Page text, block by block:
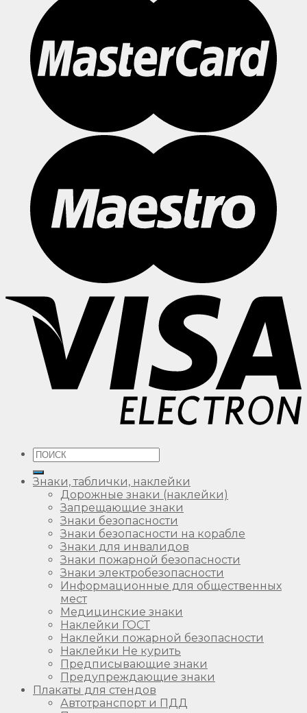
Искать:
Знаки, таблички, наклейки
Дорожные знаки (наклейки)
Запрещающие знаки
Знаки безопасности
Знаки безопасности на корабле
Знаки для инвалидов
Знаки пожарной безопасности
Знаки электробезопасности
Информационные для общественных
мест
Медицинские знаки
Наклейки ГОСТ
Наклейки пожарной безопасности
Наклейки Не курить
Предписывающие знаки
Предупреждающие знаки
Плакаты для стендов
Автотранспорт и ПДД